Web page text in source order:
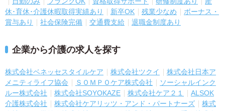
休･育休･介護休暇取得実績あり
新卒OK 残業少なめ
ボーナス・
賞与あり
社会保険完備 交通費支給 退職金制度あり
企業から介護の求人を探す
株式会社ベネッセスタイルケア 株式会社ツクイ
株式会社日本ア
メニティライフ協会
ＳＯＭＰＯケア株式会社
ソーシャルインク
ルー株式会社
株式会社SOYOKAZE 株式会社ケア２１
ALSOK
介護株式会社
株式会社ケアリッツ・アンド・パートナーズ
株式